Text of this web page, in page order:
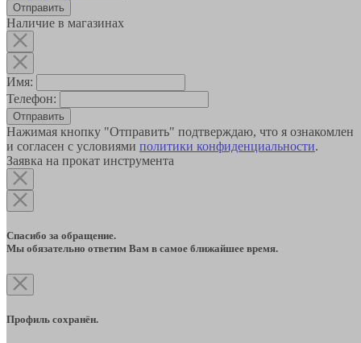
Наличие в магазинах
Имя:
Телефон:
Отправить
Нажимая кнопку "Отправить" подтверждаю, что я ознакомлен
и согласен с условиями политики конфиденциальности.
Заявка на прокат инструмента
Спасибо за обращение.
Мы обязательно ответим Вам в самое ближайшее время.
Профиль сохранён.